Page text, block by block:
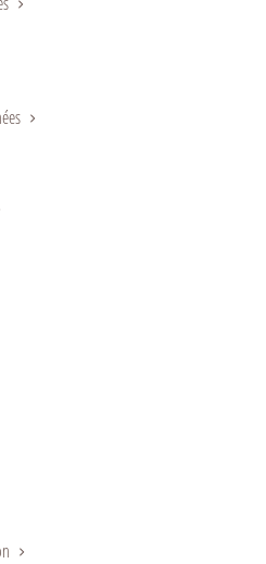
sous le nom de
gomme karaya est
sûr utilisé dans